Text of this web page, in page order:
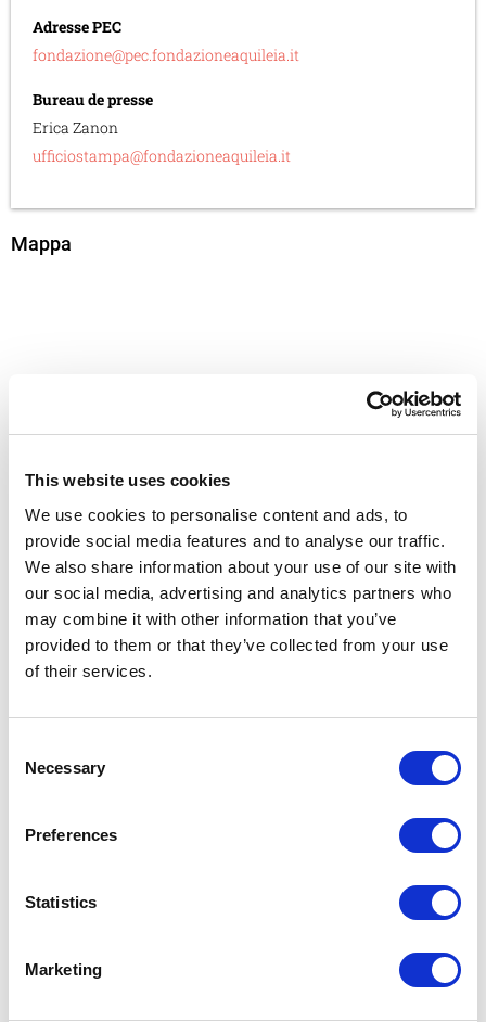
This website uses cookies
We use cookies to personalise content and ads, to
provide social media features and to analyse our traffic.
We also share information about your use of our site with
our social media, advertising and analytics partners who
may combine it with other information that you’ve
provided to them or that they’ve collected from your use
of their services.
Selection
Necessary
Preferences
Statistics
Marketing
Adresse PEC
fondazione@pec.fondazioneaquileia.it
Bureau de presse
Erica Zanon
ufficiostampa@fondazioneaquileia.it
Mappa